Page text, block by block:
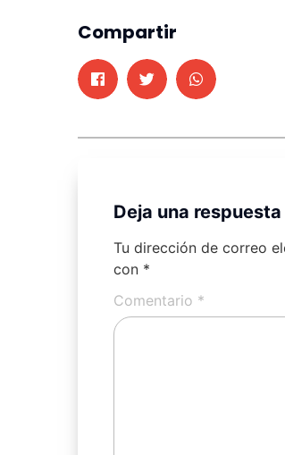
Compartir
Deja una respuesta
Tu dirección de correo
con *
Comentario *